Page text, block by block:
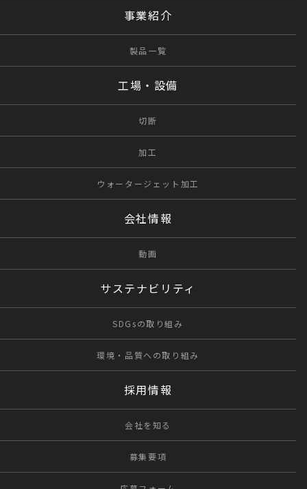
事業紹介
製品一覧
工場・設備
切断
加工
ウォータージェット加工
会社情報
動画
サステナビリティ
SDGsの取り組み
環境・品質への取り組み
採用情報
会社を知る
募集要項